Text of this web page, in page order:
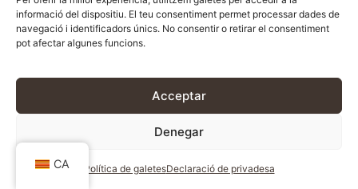
informació del dispositiu. El teu consentiment permet processar dades de
navegació i identificadors únics. No consentir o retirar el consentiment
pot afectar algunes funcions.
Acceptar
Denegar
Política de galetesDeclaració de privadesa
CA